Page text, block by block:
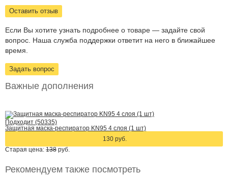
Оставить отзыв
Если Вы хотите узнать подробнее о товаре — задайте свой
вопрос. Наша служба поддержки ответит на него в ближайшее
время.
Задать вопрос
Важные дополнения
Подходит (50335)
Защитная маска-респиратор KN95 4 слоя (1 шт)
130 руб.
Старая цена: 138 руб.
Рекомендуем также посмотреть